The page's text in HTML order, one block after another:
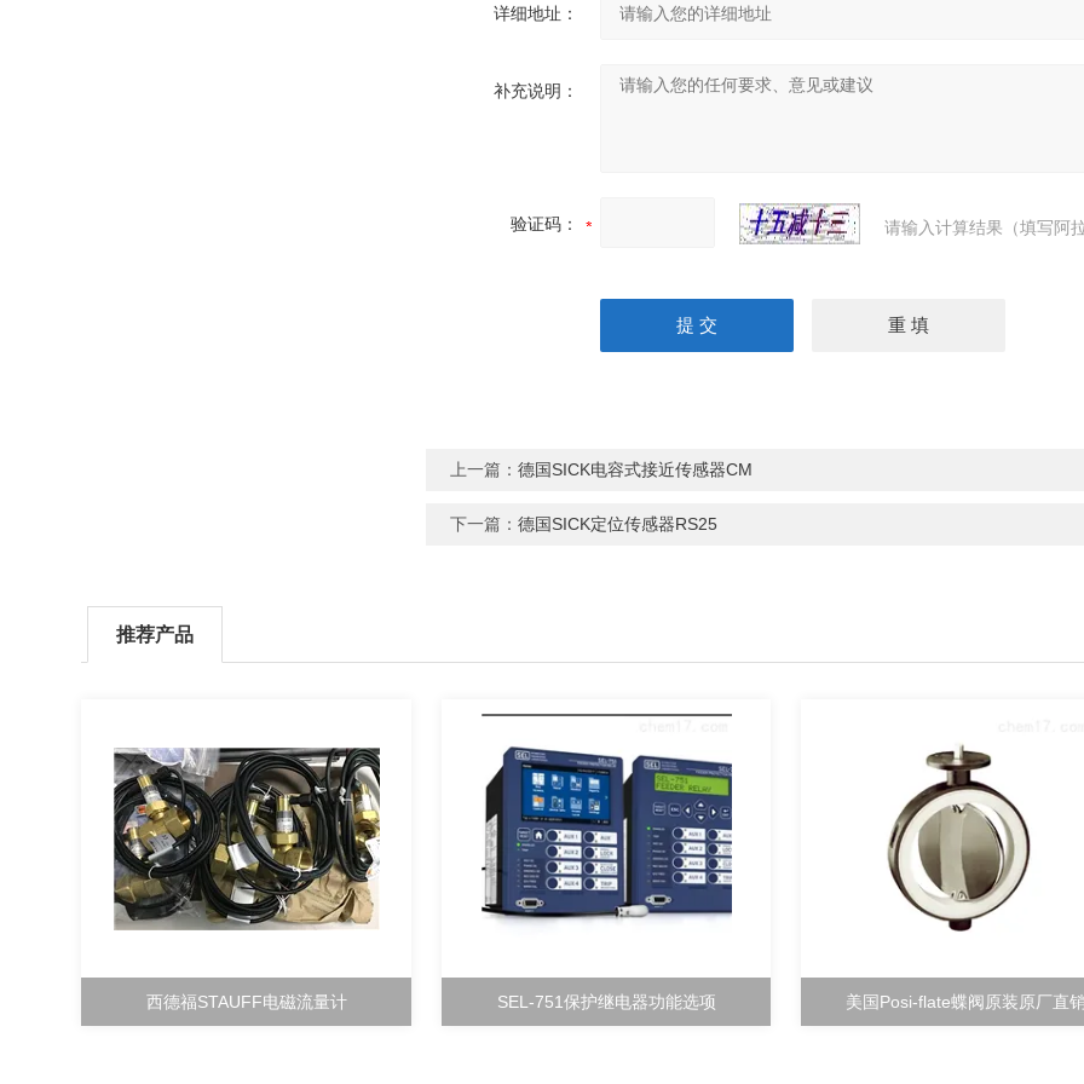
详细地址：
补充说明：
验证码： 请输入计算结果（填写阿
上一篇： 德国SICK电容式接近传感器CM
下一篇： 德国SICK定位传感器RS25
推荐产品
西德福STAUFF电磁流量计 SEL-751保护继电器功能选项 美国Posi-flate蝶阀原装原厂直销